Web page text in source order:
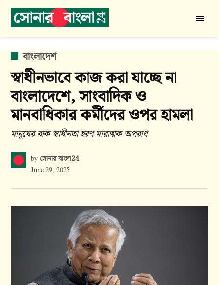
Skip
বাংলা
24
POSTED
IN
বাংলাদেশ
স্বাধীনভাবে কাজ করা যাচ্ছে না
বাংলাদেশে, সাংবাদিক ও
মানবাধিকার কর্মীদের ওপর হামলা
মানুষের বাক স্বাধীনতা হরণ মারাত্মক অপরাধ
by সোনার বাংলা24
June 29, 2025